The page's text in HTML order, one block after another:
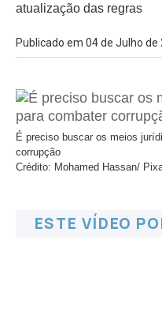
atualização das regras
Publicado em 04 de Julho de
É preciso buscar os meios
corrupção
Crédito: Mohamed Hassan/
ESTE VÍDEO